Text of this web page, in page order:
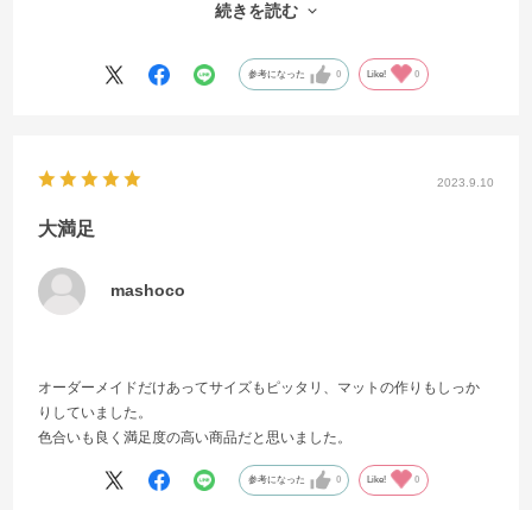
①好みの柄や縁取りがチョイスできるところがとても魅力的でした。
③マット自体が軽いのに滑らない。
④さらにタイミングよく２０％オフのキャンペーンだった。
続きを読む
参考になった 0 Like! 0
2023.9.10
大満足
mashoco
オーダーメイドだけあってサイズもピッタリ、マットの作りもしっか
りしていました。
色合いも良く満足度の高い商品だと思いました。
参考になった 0 Like! 0